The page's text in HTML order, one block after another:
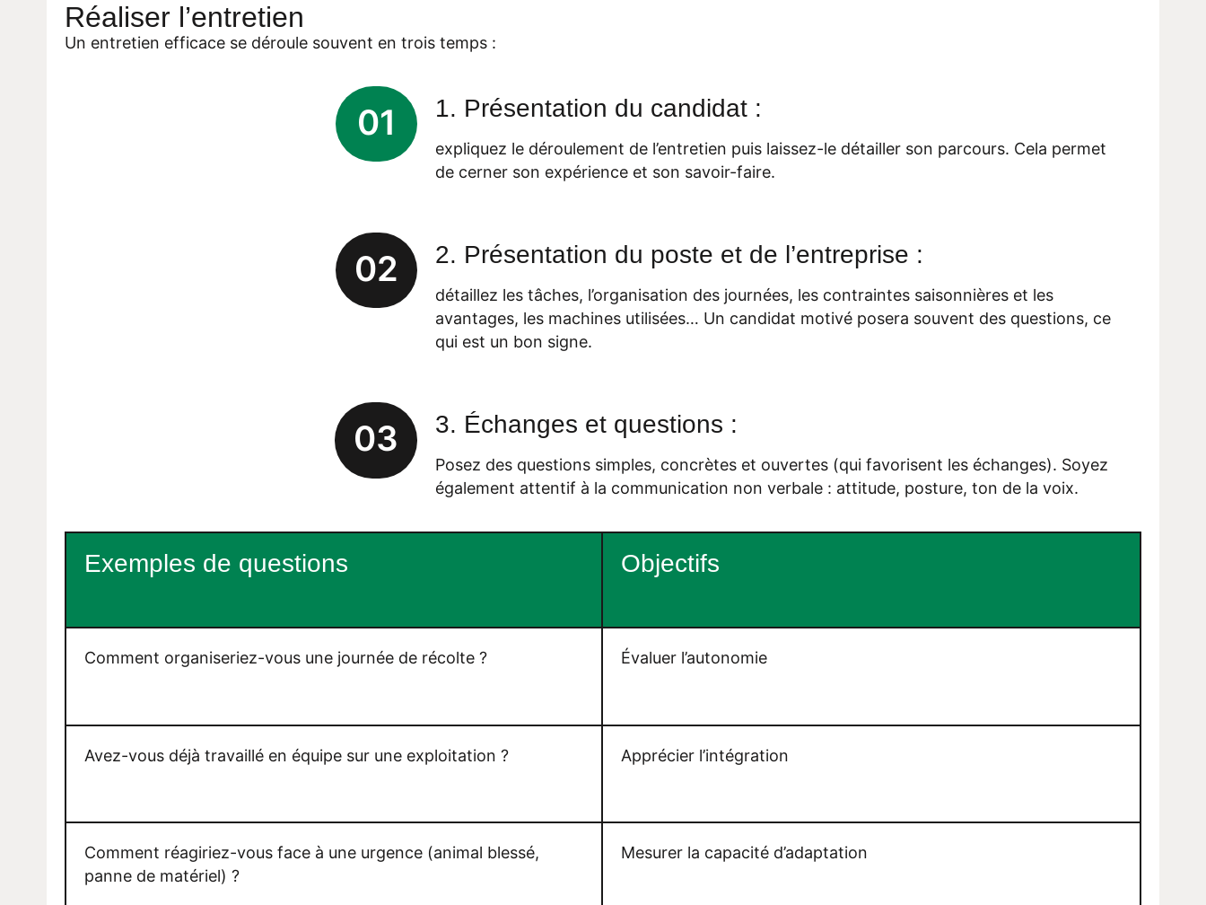
Réaliser l’entretien
Un entretien efficace se déroule souvent en trois temps :
01 1. Présentation du candidat :
expliquez le déroulement de l’entretien puis laissez-le détailler son parcours. Cela permet
de cerner son expérience et son savoir-faire.
02 2. Présentation du poste et de l’entreprise :
détaillez les tâches, l’organisation des journées, les contraintes saisonnières et les
avantages, les machines utilisées… Un candidat motivé posera souvent des questions, ce
qui est un bon signe.
03 3. Échanges et questions :
Posez des questions simples, concrètes et ouvertes (qui favorisent les échanges). Soyez
également attentif à la communication non verbale : attitude, posture, ton de la voix.
Exemples de questions Objectifs
Comment organiseriez-vous une journée de récolte ? Évaluer l’autonomie
Avez-vous déjà travaillé en équipe sur une exploitation ? Apprécier l’intégration
Comment réagiriez-vous face à une urgence (animal blessé,
panne de matériel) ?
Mesurer la capacité d’adaptation